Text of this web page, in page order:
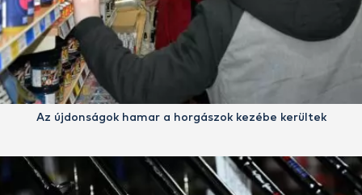
Az újdonságok hamar a horgászok kezébe kerültek